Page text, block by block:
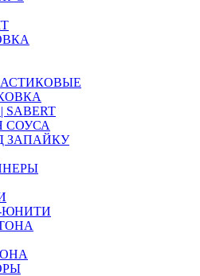
SABERT
СОУСА
ЗАПАЙКУ
ЮНИТИ